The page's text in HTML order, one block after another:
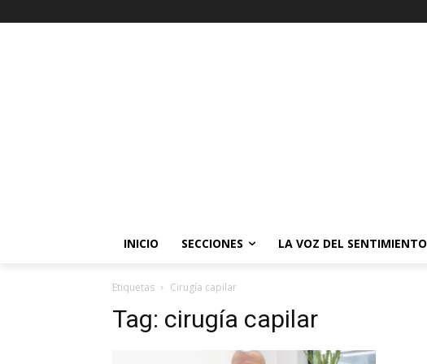
INICIO SECCIONES LA VOZ DEL SENTIMIENTO
Etiquetas Cirugía capilar
Tag: cirugía capilar